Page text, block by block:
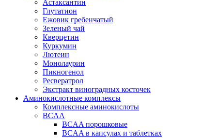
Астаксантин
Глутатион
Ежовик гребенчатый
Зеленый чай
Кверцетин
Куркумин
Лютеин
Монолаурин
Пикногенол
Ресвератрол
Экстракт виноградных косточек
Аминокислотные комплексы
Комплексные аминокислоты
BCAA
BCAA порошковые
BCAA в капсулах и таблетках